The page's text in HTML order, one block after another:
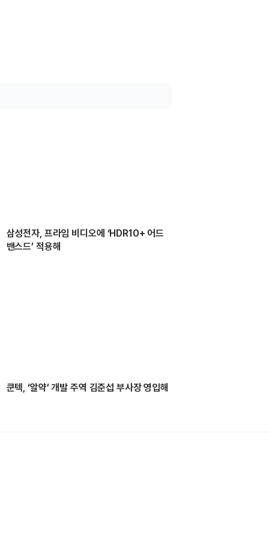
삼성전자, 프라임 비디오에 ‘HDR10+ 어드
밴스드’ 적용해
쿤텍, ‘알약’ 개발 주역 김준섭 부사장 영입해